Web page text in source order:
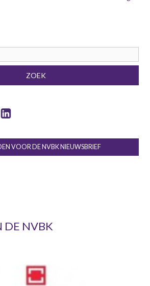
ZOEK
VOOR DE NVBK NIEUWSBRIEF
DE NVBK